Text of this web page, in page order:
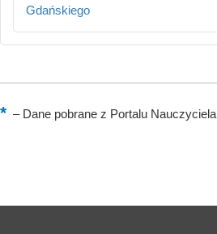
Gdańskiego
–Dane pobrane z Portalu Nauczyciela